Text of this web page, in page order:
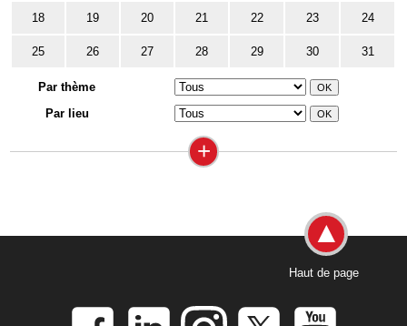
18 19 20 21 22 23 24
25 26 27 28 29 30 31
Par thème
Par lieu
+
Haut de page